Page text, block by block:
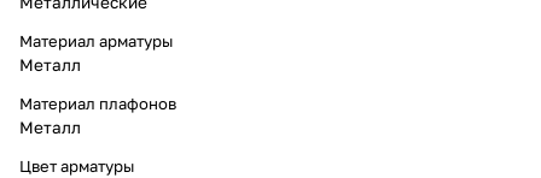
Материал арматуры
Металл
Материал плафонов
Металл
Цвет арматуры